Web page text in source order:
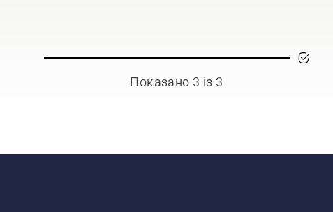
Показано 3 із 3